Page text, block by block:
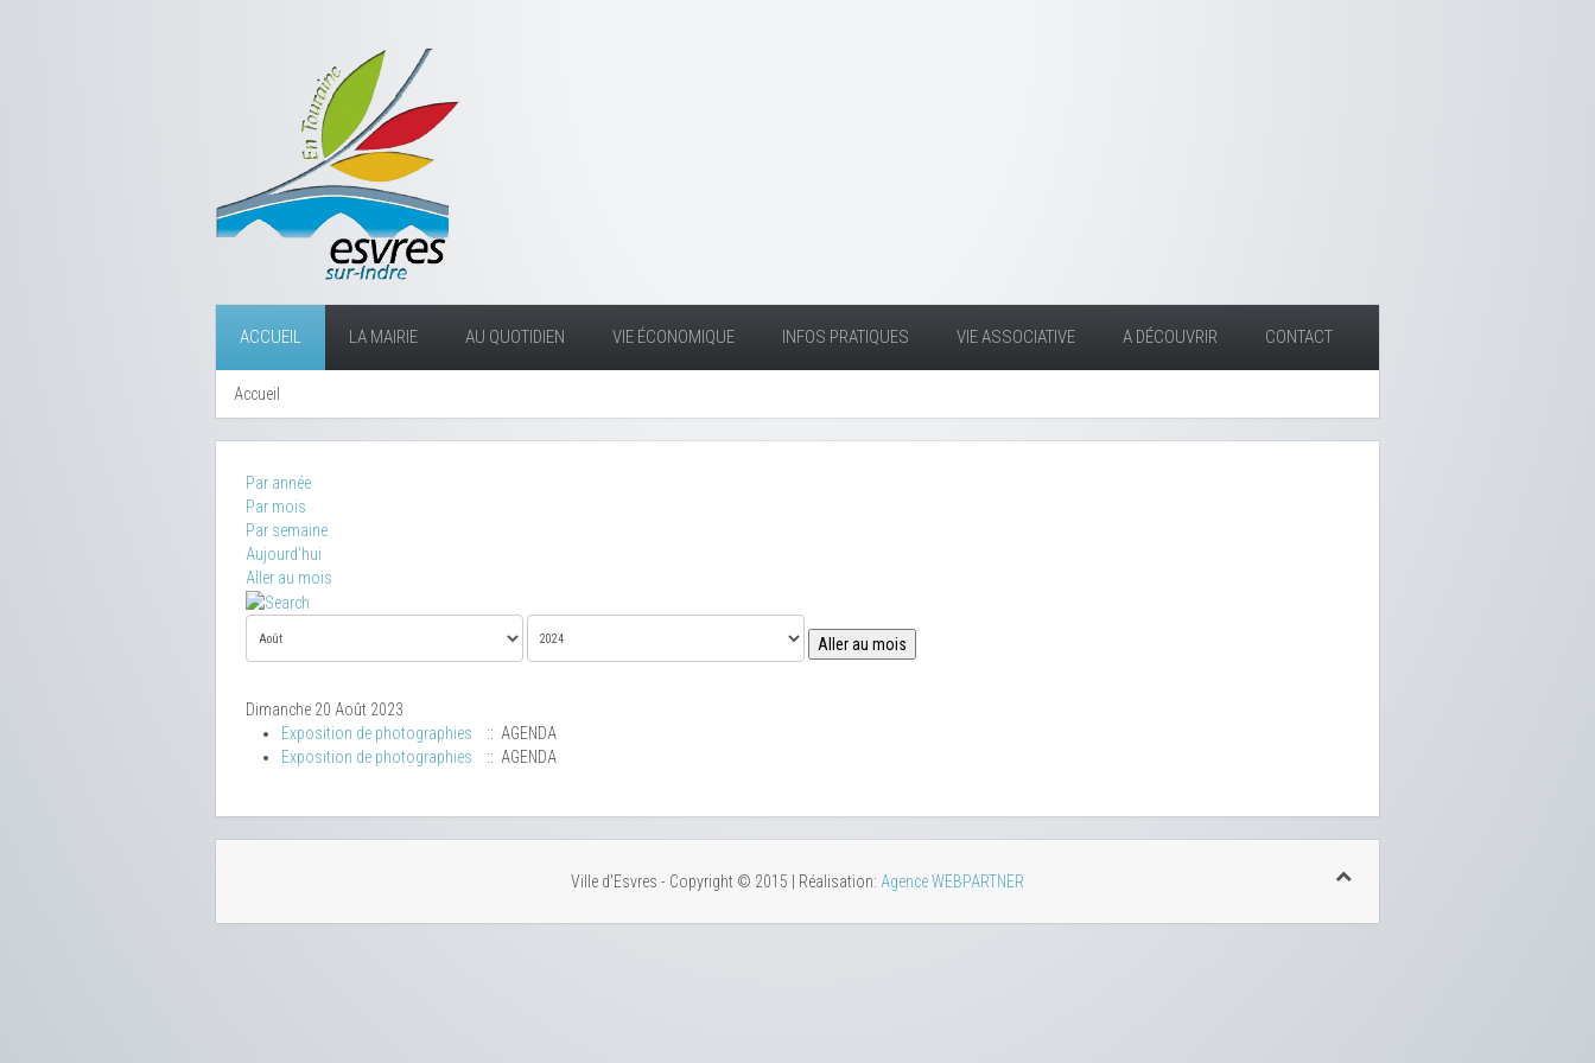
ACCUEIL LA MAIRIE AU QUOTIDIEN VIE ÉCONOMIQUE INFOS PRATIQUES VIE ASSOCIATIVE A DÉCOUVRIR CONTACT
Accueil
Par année
Par mois
Par semaine
Aujourd'hui
Aller au mois
Aller au mois
Dimanche 20 Août 2023
Exposition de photographies
:: AGENDA
Exposition de photographies
:: AGENDA
Ville d'Esvres - Copyright © 2015 | Réalisation: Agence WEBPARTNER